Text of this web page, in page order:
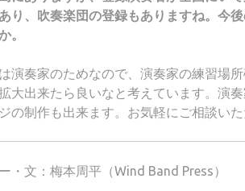
り、吹奏楽団の登録もありますね。今
。
演奏家のためなので、演奏家の練習場
大出来たら良いなと考えています。演
の制作も出来ます。お気軽にご相談いた
・文：梅本周平（Wind Band Press）